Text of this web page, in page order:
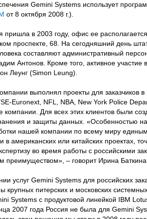
Gemini Systems использует
от 8 октября 2008 г.).
в 2003 году, офис ее
проспекте, 68. На сегодняшний день
составляют административный
Антонов. Кроме того, активное участие
Леунг (Simon Leung).
выполнял проекты для
Euronext, NFL, NBA, New York Police
компании. Для всех этих клиентов были
и защиты данных. «Особенностью
нашей компании по всему миру
американских или китайских проектах,
во время работы с российскими
преимуществом», – говорит Ирина Баткина.
услуг Gemini Systems для российских
крупных питерских и московских
Systems с продуктовой линейкой IBM
2007 года Россия не была для Gemini